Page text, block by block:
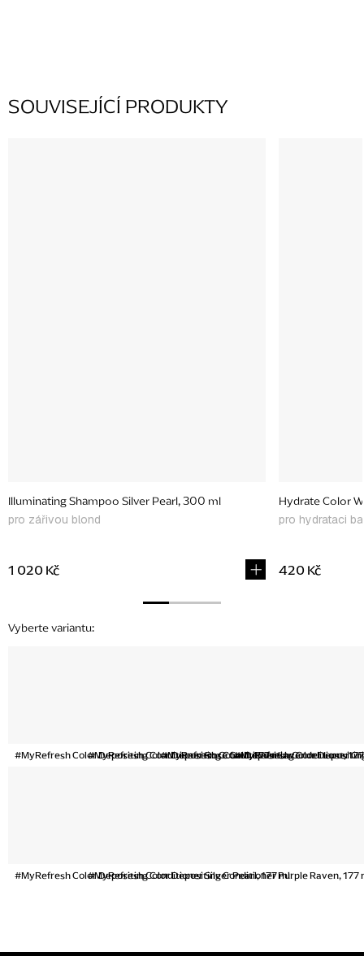
SOUVISEJÍCÍ PRODUKTY
Illuminating Shampoo Silver Pearl, 300 ml
pro zářivou blond
1 020 Kč
Hydrate Color
pro hydrataci
420 Kč
#MyRefresh Color Depositing Conditioner Rose Gold, 177 ml
#MyRefresh Color Depositing Conditioner Lavender Lust,
#MyRefresh Color Depositing Conditioner
#MyRefresh Color
#MyRefresh Color Depositing Conditioner Silver Pearl, 177 ml
#MyRefresh Color Depositing Conditioner Purple Raven, 177